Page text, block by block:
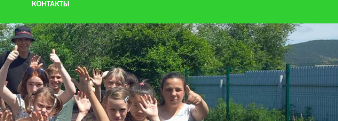
КОНТАКТЫ